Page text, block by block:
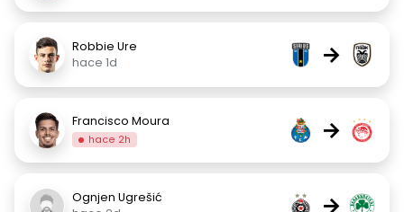
Robbie Ure
hace 1d
→
Francisco Moura
hace 2h →
Ognjen Ugrešić
→